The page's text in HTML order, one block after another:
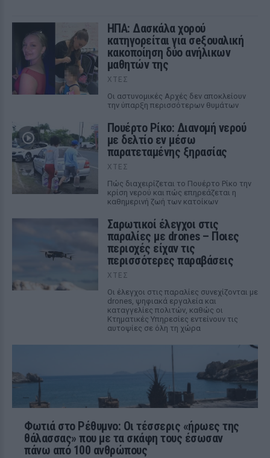
ΗΠΑ: Δασκάλα χορού
κατηγορείται για σeξουαλική
κακοποίηση δύο ανήλικων
μαθητών της
ΧΤΕΣ
Οι αστυνομικές Αρχές δεν αποκλείουν
την ύπαρξη περισσότερων θυμάτων
Πουέρτο Ρίκο: Διανομή νερού
με δελτίο εν μέσω
παρατεταμένης ξηρασίας
ΧΤΕΣ
Πώς διαχειρίζεται το Πουέρτο Ρίκο την
κρίση νερού και πώς επηρεάζεται η
καθημερινή ζωή των κατοίκων
Σαρωτικοί έλεγχοι στις
παραλίες με drones – Ποιες
περιοχές είχαν τις
περισσότερες παραβάσεις
ΧΤΕΣ
Οι έλεγχοι στις παραλίες συνεχίζονται με
drones, ψηφιακά εργαλεία και
καταγγελίες πολιτών, καθώς οι
Κτηματικές Υπηρεσίες εντείνουν τις
αυτοψίες σε όλη τη χώρα
Φωτιά στο Ρέθυμνο: Οι τέσσερις «ήρωες της
θάλασσας» που με τα σκάφη τους έσωσαν
πάνω από 100 ανθρώπους